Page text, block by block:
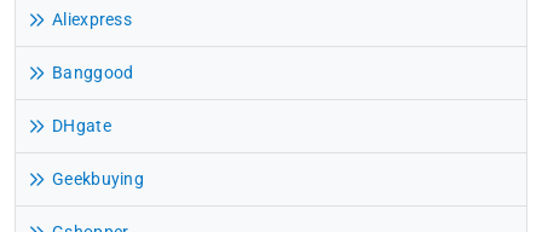
Aliexpress
Banggood
DHgate
Geekbuying